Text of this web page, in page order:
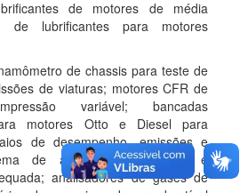
de motores de média
de lubrificantes para motores
de chassis para teste de
de viaturas; motores CFR de
variável; bancadas
motores Otto e Diesel para
de desempenho, emissões e
de aquisição de dados e
analisadores de gases de